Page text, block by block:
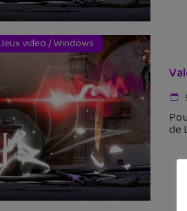
Jeux video/Windows
de